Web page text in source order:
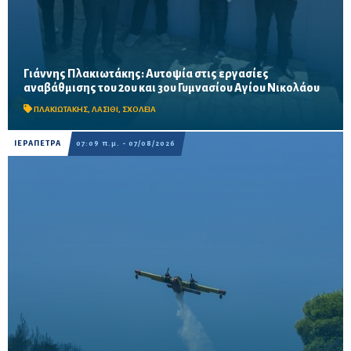
Γιάννης Πλακιωτάκης: Αυτοψία στις εργασίες
αναβάθμισης του 2ου και 3ου Γυμνασίου Αγίου Νικολάου
ΠΛΑΚΙΩΤΑΚΗΣ, ΛΑΣΙΘΙ, ΣΧΟΛΕΙΑ
Οι παρεμβάσεις του προγράμματος «Μαριέττα Γιαννάκου»
αναμένεται να ολοκληρωθούν πριν από τη νέα σχολική χρονιά –
Προβλέπονται ανακαινίσεις αιθουσών, αύλειων και...
ΙΕΡΑΠΕΤΡΑ 07:09 π.μ. - 07/08/2026